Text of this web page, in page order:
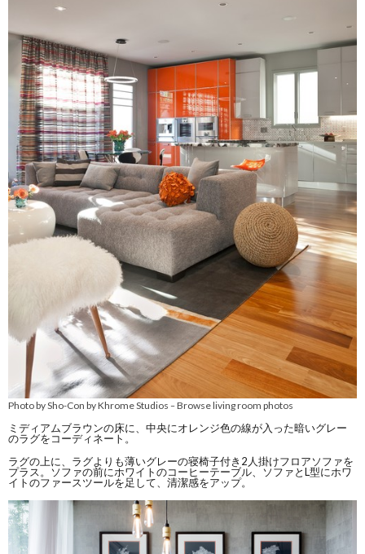
Photo by Sho-Con by Khrome Studios –Browse living room photos
ミディアムブラウンの床に、中央にオレンジ色の線が入った暗いグレー
のラグをコーディネート。
ラグの上に、ラグよりも薄いグレーの寝椅子付き2人掛けフロアソファを
プラス。ソファの前にホワイトのコーヒーテーブル、ソファとL型にホワ
イトのファースツールを足して、清潔感をアップ。